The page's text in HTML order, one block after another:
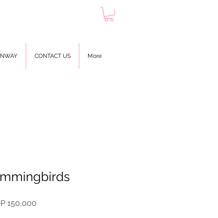
CONTACT US More
150,000